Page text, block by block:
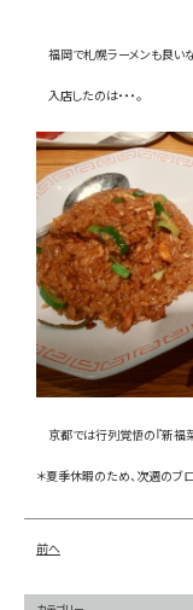
LINE
福岡で札幌ラーメンも良いな
入店したのは・・・。
京都では行列覚悟の『新福菜
＊夏季休暇のため、次週のブ
前へ